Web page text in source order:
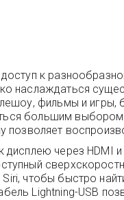
к
наслаждаться
фильмы и
большим выбором
дисплею через
чтобы быстро
Lightning-USB